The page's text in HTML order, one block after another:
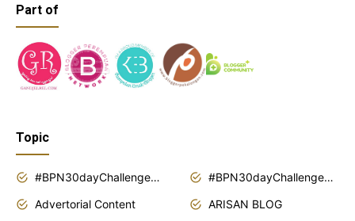
Part of
Topic
#BPN30dayChallenge2018
#BPN30dayChallenge2019
Advertorial Content
ARISAN BLOG